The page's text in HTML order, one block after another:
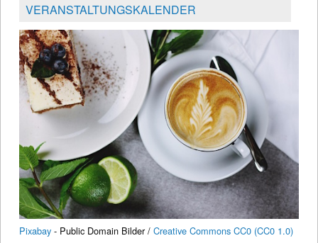
VERANSTALTUNGSKALENDER
Pixabay - Public Domain Bilder / Creative Commons CC0 (CC0 1.0)